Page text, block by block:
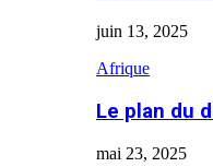
juin 13, 2025
Afrique
Le plan du
mai 23, 2025